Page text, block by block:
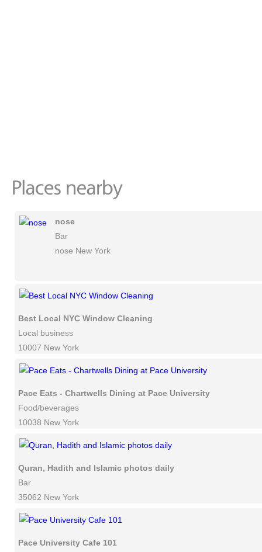
nose
Bar
nose New York
Best Local NYC Window Cleaning
Local business
10007 New York
Pace Eats - Chartwells Dining at Pace University
Food/beverages
10038 New York
Quran, Hadith and Islamic photos daily
Bar
35062 New York
Pace University Cafe 101